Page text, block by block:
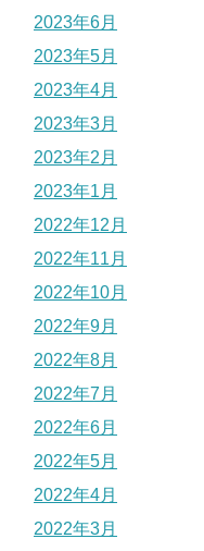
2023年6月
2023年5月
2023年4月
2023年3月
2023年2月
2023年1月
2022年12月
2022年11月
2022年10月
2022年9月
2022年8月
2022年7月
2022年6月
2022年5月
2022年4月
2022年3月